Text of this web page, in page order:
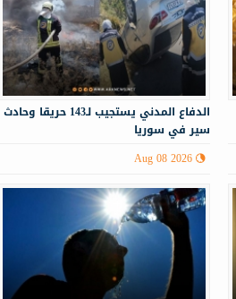
الدفاع المدني يستجيب لـ143 حريقا وحادث
سير في سوريا
Aug 08 2026